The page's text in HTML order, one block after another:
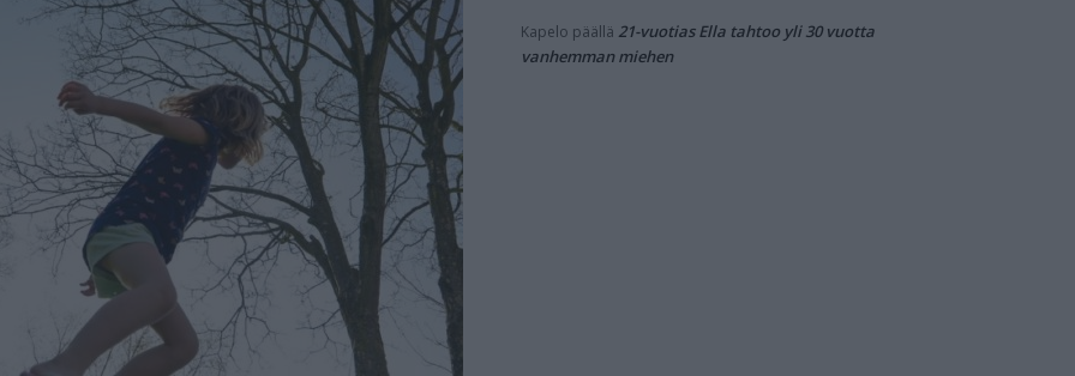
Kapelo päällä 21-vuotias Ella tahtoo yli 30 vuotta
vanhemman miehen